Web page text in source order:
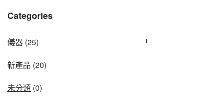
Categories
儀器 (25)
新產品 (20)
未分類 (0)